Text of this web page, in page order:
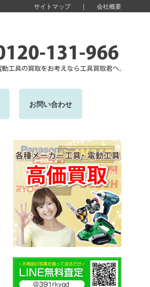
サイトマップ| 会社概要
お問い合わせ